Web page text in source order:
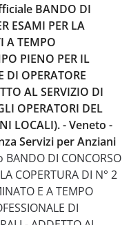
BANDO DI
ESAMI PER LA
A TEMPO
PIENO PER IL
DI OPERATORE
AL SERVIZIO DI
OPERATORI DEL
LOCALI). - Veneto -
Servizi per Anziani
DI CONCORSO
COPERTURA DI N° 2
E A TEMPO
DI